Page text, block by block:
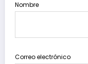
Nombre
Correo electrónico